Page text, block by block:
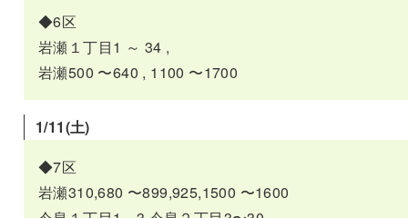
◆6区
岩瀬１丁目1 ～ 34 ,
岩瀬500 〜640 , 1100 〜1700
1/11(土)
◆7区
岩瀬310,680 〜899,925,1500 〜1600